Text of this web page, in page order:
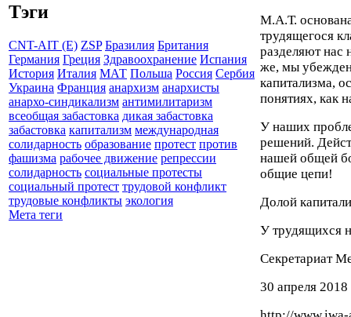
Тэги
CNT-AIT (E) ZSP Бразилия Британия
Германия Греция Здравоохранение Испания
История Италия МАТ Польша Россия Сербия
Украина Франция анархизм анархисты
анархо-синдикализм антимилитаризм
всеобщая забастовка дикая забастовка
забастовка капитализм международная
солидарность образование протест против
фашизма рабочее движение репрессии
солидарность социальные протесты
социальный протест трудовой конфликт
трудовые конфликты экология
Мета теги
М.А.Т.
трудящегося
разделяют нас
же, мы
капитализма,
понятиях, как
У наших
решений.
нашей общей
общие цепи!
Долой
У трудящихся
Секретариат
30 апреля 2018